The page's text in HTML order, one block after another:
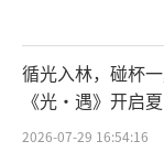
循光入林，碰杯
《光·遇》开启
2026-07-29 16:54:16